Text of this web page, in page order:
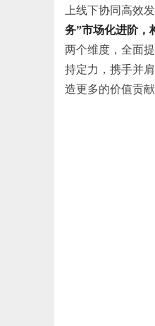
上线下协同高效
务”市场化进阶，
两个维度，全面
持定力，携手并
造更多的价值贡献